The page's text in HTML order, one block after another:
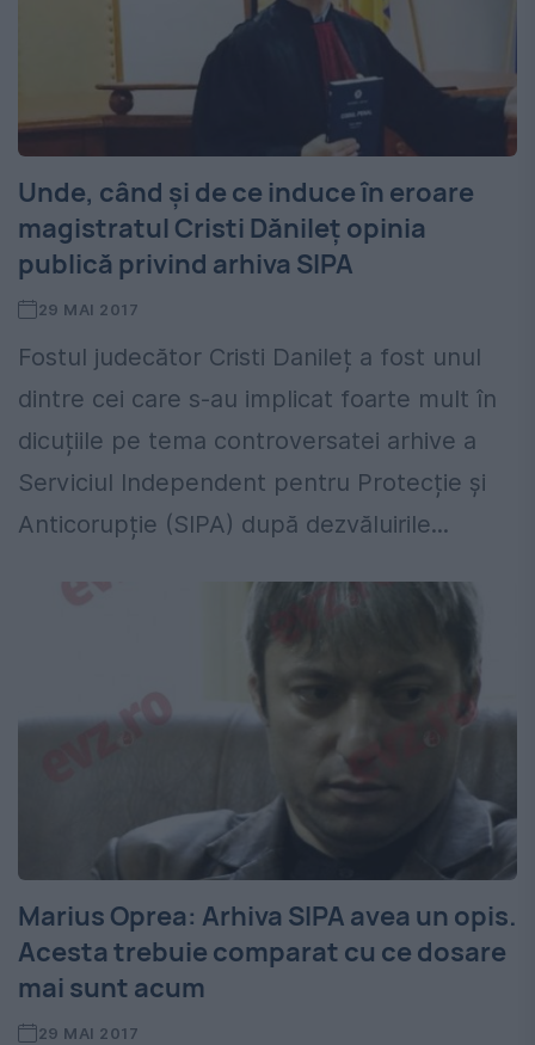
Unde, când și de ce induce în eroare
magistratul Cristi Dănileț opinia
publică privind arhiva SIPA
29 MAI 2017
Fostul judecător Cristi Danileț a fost unul
dintre cei care s-au implicat foarte mult în
dicuțiile pe tema controversatei arhive a
Serviciul Independent pentru Protecție și
Anticorupție (SIPA) după dezvăluirile...
Marius Oprea: Arhiva SIPA avea un opis.
Acesta trebuie comparat cu ce dosare
mai sunt acum
29 MAI 2017